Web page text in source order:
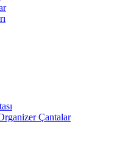
Çantalar